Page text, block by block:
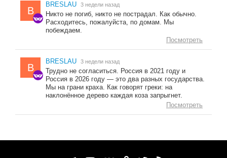
B
BRESLAU 3 недели назад
Никто не погиб, никто не пострадал. Как обычно.
Расходитесь, пожалуйста, по домам. Мы
побеждаем.
Посмотреть
B
BRESLAU 3 недели назад
Трудно не согласиться. Россия в 2021 году и
Россия в 2026 году — это два разных государства.
Мы на грани краха. Как говорят греки: на
наклонённое дерево каждая коза запрыгнет.
Посмотреть